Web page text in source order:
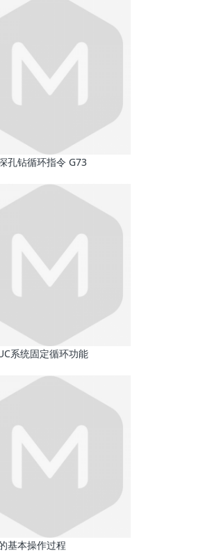
孔钻循环指令 G73
系统固定循环功能
基本操作过程